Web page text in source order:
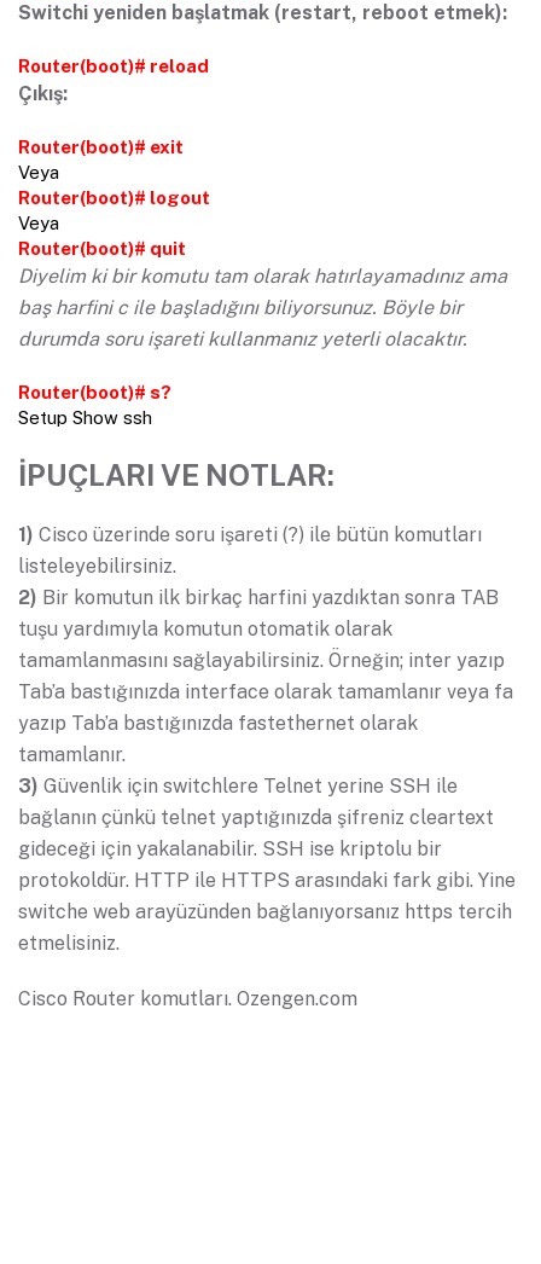
Switchi yeniden başlatmak (restart, reboot etmek):
Router(boot)# reload
Çıkış:
Router(boot)# exit
Veya
Router(boot)# logout
Veya
Router(boot)# quit
Diyelim ki bir komutu tam olarak hatırlayamadınız ama
baş harfini c ile başladığını biliyorsunuz. Böyle bir
durumda soru işareti kullanmanız yeterli olacaktır.
Router(boot)# s?
Setup Show ssh
İPUÇLARI VE NOTLAR:
1) Cisco üzerinde soru işareti (?) ile bütün komutları
listeleyebilirsiniz.
2) Bir komutun ilk birkaç harfini yazdıktan sonra TAB
tuşu yardımıyla komutun otomatik olarak
tamamlanmasını sağlayabilirsiniz. Örneğin; inter yazıp
Tab’a bastığınızda interface olarak tamamlanır veya fa
yazıp Tab’a bastığınızda fastethernet olarak
tamamlanır.
3) Güvenlik için switchlere Telnet yerine SSH ile
bağlanın çünkü telnet yaptığınızda şifreniz cleartext
gideceği için yakalanabilir. SSH ise kriptolu bir
protokoldür. HTTP ile HTTPS arasındaki fark gibi. Yine
switche web arayüzünden bağlanıyorsanız https tercih
etmelisiniz.
Cisco Router komutları. Ozengen.com